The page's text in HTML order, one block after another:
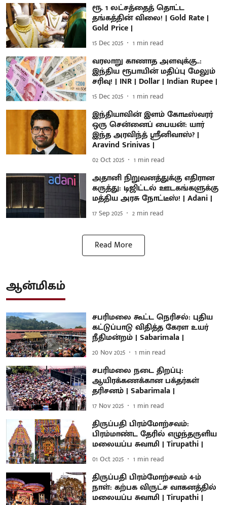
ரூ. 1 லட்சத்தைத் தொட்ட
தங்கத்தின் விலை! | Gold Rate |
Gold Price |
15 Dec 2025 1 min read
வரலாறு காணாத அளவுக்கு..:
இந்திய ரூபாயின் மதிப்பு மேலும்
சரிவு! | INR | Dollar | Indian Rupee |
15 Dec 2025 1 min read
இந்தியாவின் இளம் கோடீஸ்வரர்
ஒரு சென்னைப் பையன்: யார்
இந்த அரவிந்த் ஸ்ரீனிவாஸ்? |
Aravind Srinivas |
02 Oct 2025 1 min read
அதானி நிறுவனத்துக்கு எதிரான
கருத்து: டிஜிட்டல் ஊடகங்களுக்கு
மத்திய அரசு நோட்டீஸ்! | Adani |
17 Sep 2025 2 min read
Read More
ஆன்மிகம்
சபரிமலை கூட்ட நெரிசல்: புதிய
கட்டுப்பாடு விதித்த கேரள உயர்
நீதிமன்றம் | Sabarimala |
20 Nov 2025 1 min read
சபரிமலை நடை திறப்பு:
ஆயிரக்கணக்கான பக்தர்கள்
தரிசனம் | Sabarimala |
17 Nov 2025 1 min read
திருப்பதி பிரம்மோற்சவம்:
பிரம்மாண்ட தேரில் எழுந்தருளிய
மலையப்ப சுவாமி | Tirupathi |
01 Oct 2025 1 min read
திருப்பதி பிரம்மோற்சவம் 4-ம்
நாள்: கற்பக விருட்ச வாகனத்தில்
மலையப்ப சுவாமி | Tirupathi |